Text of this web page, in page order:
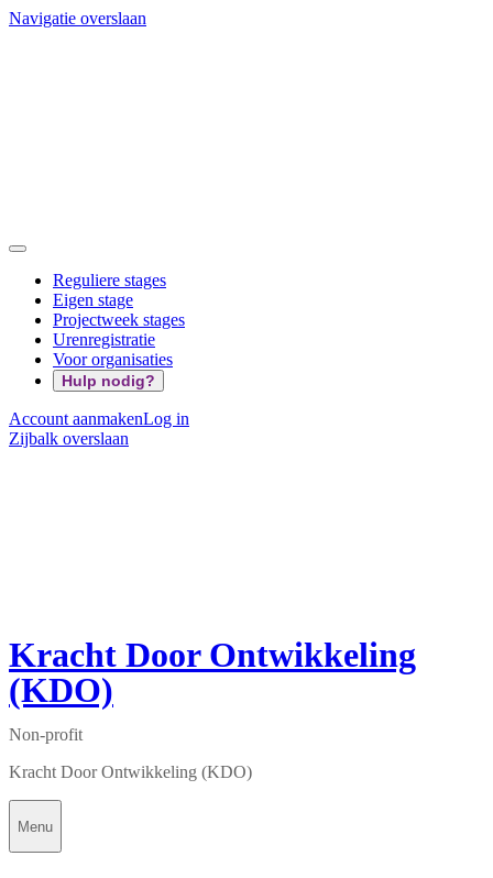
Navigatie overslaan
Reguliere stages
Eigen stage
Projectweek stages
Urenregistratie
Voor organisaties
Hulp nodig?
Account aanmakenLog in
Zijbalk overslaan
Kracht Door Ontwikkeling
(KDO)
Non-profit
Kracht Door Ontwikkeling (KDO)
Menu